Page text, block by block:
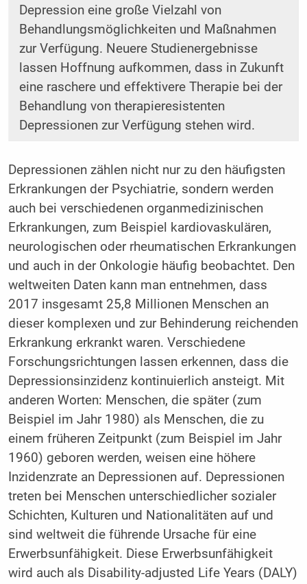
Depression eine große Vielzahl von
Behandlungsmöglichkeiten und Maßnahmen
zur Verfügung. Neuere Studienergebnisse
lassen Hoffnung aufkommen, dass in Zukunft
eine raschere und effektivere Therapie bei der
Behandlung von therapieresistenten
Depressionen zur Verfügung stehen wird.
Depressionen zählen nicht nur zu den häufigsten
Erkrankungen der Psychiatrie, sondern werden
auch bei verschiedenen organmedizinischen
Erkrankungen, zum Beispiel kardiovaskulären,
neurologischen oder rheumatischen Erkrankungen
und auch in der Onkologie häufig beobachtet. Den
weltweiten Daten kann man entnehmen, dass
2017 insgesamt 25,8 Millionen Menschen an
dieser komplexen und zur Behinderung reichenden
Erkrankung erkrankt waren. Verschiedene
Forschungsrichtungen lassen erkennen, dass die
Depressionsinzidenz kontinuierlich ansteigt. Mit
anderen Worten: Menschen, die später (zum
Beispiel im Jahr 1980) als Menschen, die zu
einem früheren Zeitpunkt (zum Beispiel im Jahr
1960) geboren werden, weisen eine höhere
Inzidenzrate an Depressionen auf. Depressionen
treten bei Menschen unterschiedlicher sozialer
Schichten, Kulturen und Nationalitäten auf und
sind weltweit die führende Ursache für eine
Erwerbsunfähigkeit. Diese Erwerbsunfähigkeit
wird auch als Disability-adjusted Life Years (DALY)